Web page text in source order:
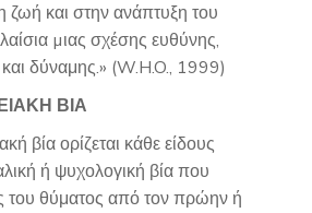
και στην ανάπτυξη του
µιας σχέσης ευθύνης,
δύναμης.» (W.H.O., 1999)
ΒΙΑ
βία ορίζεται κάθε είδους
ή ψυχολογική βία που
του θύματος από τον πρώην ή